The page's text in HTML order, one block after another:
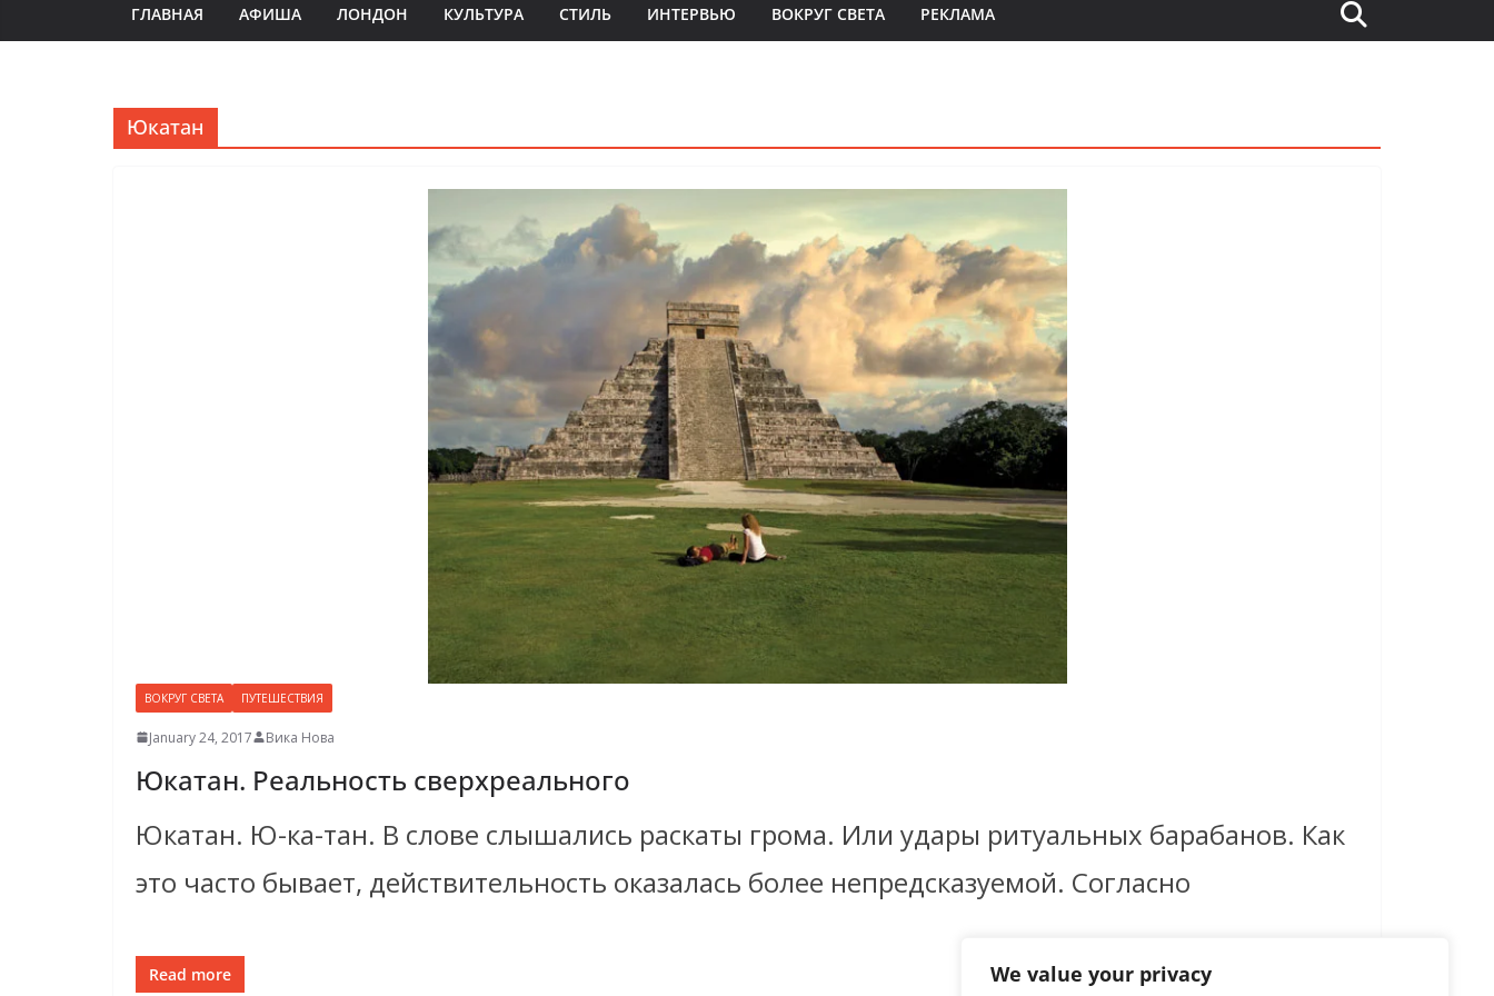
We value your privacy
ГЛАВНАЯ АФИША ЛОНДОН КУЛЬТУРА СТИЛЬ ИНТЕРВЬЮ ВОКРУГ СВЕТА РЕКЛАМА
Юкатан
ВОКРУГ СВЕТА ПУТЕШЕСТВИЯ
January 24, 2017 Вика Нова
Юкатан. Реальность сверхреального
Юкатан. Ю-ка-тан. В слове слышались раскаты грома. Или удары ритуальных барабанов. Как
это часто бывает, действительность оказалась более непредсказуемой. Согласно
Read more